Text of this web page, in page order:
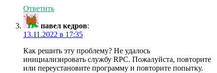
Ответить
павел кедров:
13.11.2022 в 17:35
Как решить эту проблему? Не удалось
инициализировать службу RPC. Пожалуйста, повторите
или переустановите программу и повторите попытку.